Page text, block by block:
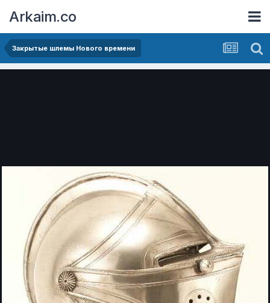
Arkaim.co
Закрытые шлемы Нового времени